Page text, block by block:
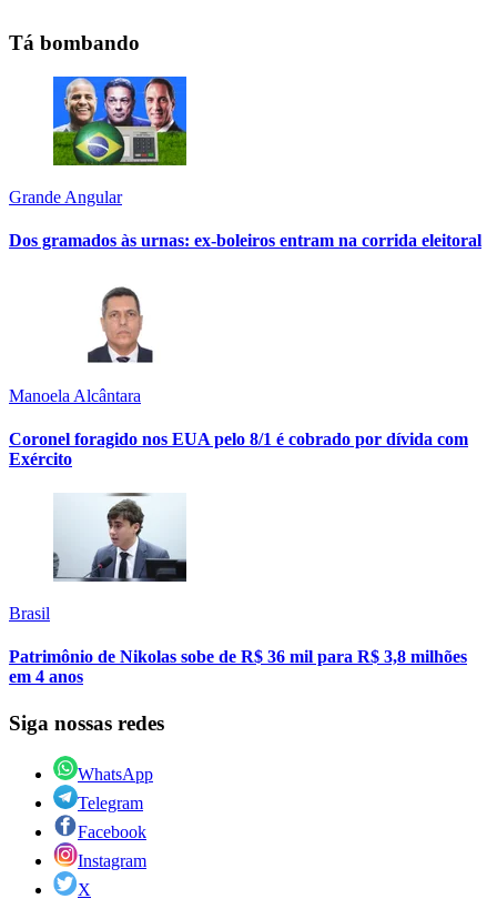
Tá bombando
Grande Angular
Dos gramados às urnas: ex-boleiros entram na corrida eleitoral
Manoela Alcântara
Coronel foragido nos EUA pelo 8/1 é cobrado por dívida com
Exército
Brasil
Patrimônio de Nikolas sobe de R$ 36 mil para R$ 3,8 milhões
em 4 anos
Siga nossas redes
WhatsApp
Telegram
Facebook
Instagram
X